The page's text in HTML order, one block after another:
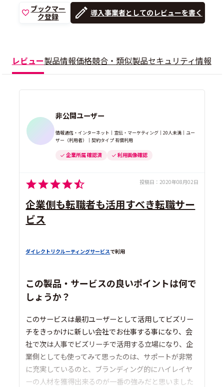
ブックマー
ク登録
導入事業者としてのレビューを書く
レビュー製品情報価格競合・類似製品セキュリティ情報
非公開ユーザー
情報通信・インターネット｜宣伝・マーケティング｜20人未満｜ユー
ザー（利用者）｜契約タイプ 有償利用
企業所属 確認済 利用画像確認
投稿日： 2020年08月02日
企業側も転職者も活用すべき転職サー
ビス
ダイレクトリクルーティングサービスで利用
この製品・サービスの良いポイントは何で
しょうか？
このサービスは最初ユーザーとして活用してビズリー
チをきっかけに新しい会社でお仕事する事になり、会
社で次は人事でビズリーチで活用する立場になり、企
業側としても使ってみて思ったのは、サポートが非常
に充実しているのと、ブランディング的にハイレイヤ
ーの人材を獲得出来るのが一番の強みだと思いました